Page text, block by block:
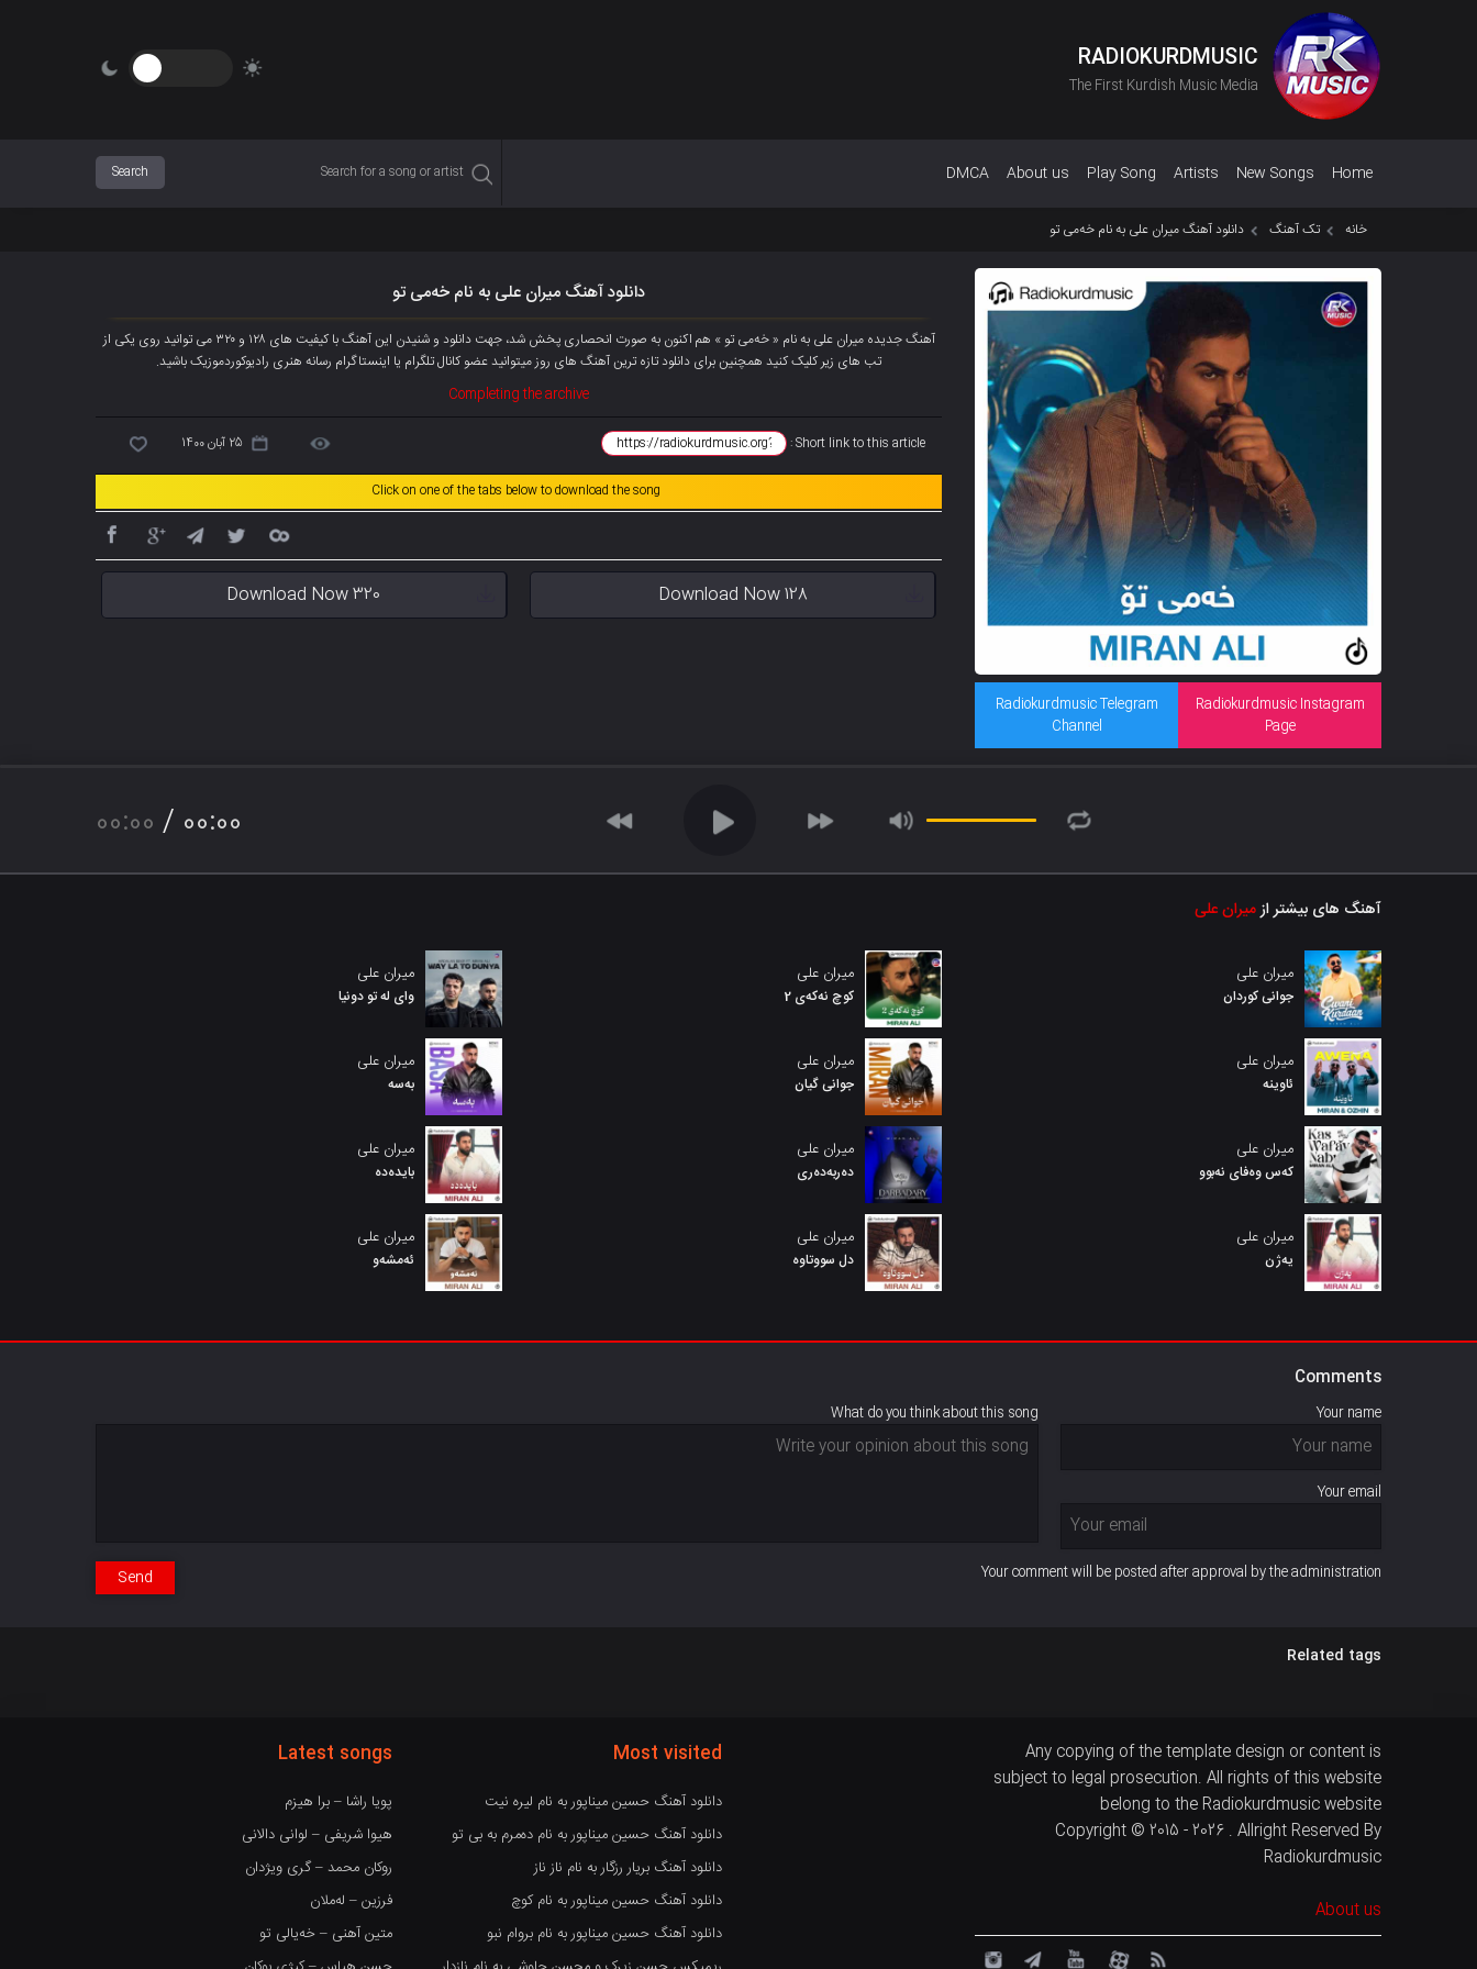
RADIOKURDMUSIC
The First Kurdish Music Media
Home
New Songs
Artists
Play Song
About us
DMCA
خانه تک آهنگ دانلود آهنگ میران علی به نام خەمی تو
Radiokurdmusic Instagram
Page
Radiokurdmusic Telegram
Channel
دانلود آهنگ میران علی به نام خەمی تو
آهنگ جدیده میران علی به نام « خەمی تو » هم اکنون به صورت انحصاری پخش شد، جهت دانلود و شنیدن این آهنگ با کیفیت های ۱۲۸ و ۳۲۰ می توانید روی یکی از
تب های زیر کلیک کنید همچنین برای دانلود تازه ترین آهنگ های روز میتوانیدعضو کانال تلگرام یا اینستاگرام رسانه هنری رادیوکوردموزیک باشید.
Completing the archive
Short link to this article : 25 آبان 1400
Click on one of the tabs below to download the song
Download Now 128
Download Now 320
00:00 / 00:00
آهنگ های بیشتر ازمیران علی
میران علی
جوانی کوردان
میران علی
کوچ نەکەی 2
میران علی
وای لە تو دونیا
میران علی
ئاوینه
میران علی
جوانی گیان
میران علی
بەسە
میران علی
کەس وەفای نەبوو
میران علی
دەربەدەری
میران علی
بایدەدە
میران علی
یەژن
میران علی
دل سووتاوه
میران علی
ئەمشەو
Comments
Your name
Your email
What do you think about this song
Your comment will be posted after approval by the administration
Send
Related tags
Any copying of the template design or content is
subject to legal prosecution. All rights of this website
belong to the Radiokurdmusic website
Copyright © 2015 - 2026 . Allright Reserved By
Radiokurdmusic
About us
Most visited
دانلود آهنگ حسین میناپور به نام لیره نیت
دانلود آهنگ حسین میناپور به نام دەمرم بە بی تو
دانلود آهنگ بریار رزگار به نام ناز ناز
دانلود آهنگ حسین میناپور به نام کوچ
دانلود آهنگ حسین میناپور به نام بروام نبو
Latest songs
پویا راشا – برا هیزم
هیوا شریفی – لوانی دالانی
روکان محمد – گری ویژدان
فرزین – لەملان
متین آهنی – خەیالی تو